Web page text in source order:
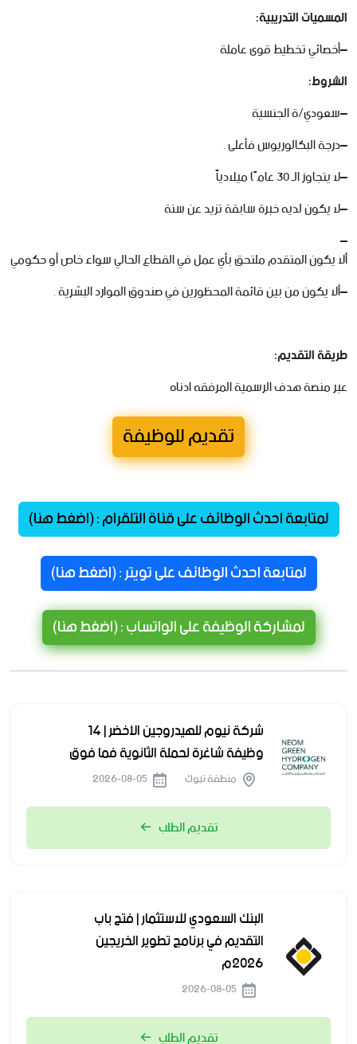
المسمياتالتدريبية:
–أخصائي تخطيط قوى عاملة
الشروط:
–سعودي/ةالجنسية
–درجةالبكالوريوسفأعلى.
–لايتجاوزالـ30 عامًاميلادياً
–لايكونلديهخبرةسابقةتزيدعنسنة
–
ألايكونالمتقدمملتحقبأيعملفيالقطاعالحاليسواءخاصأوحكومي
–ألايكونمنبينقائمةالمحظورينفيصندوقالمواردالبشرية.
طريقةالتقديم:
عبرمنصةهدفالرسميةالمرفقهادناه
تقديم للوظيفة
لمتابعة احدث الوظائف على قناة التلقرام : (اضغط هنا)
لمتابعة احدث الوظائف على تويتر : (اضغط هنا)
لمشاركة الوظيفة على الواتساب : (اضغط هنا)
شركة نيوم للهيدروجين الأخضر | 14
وظيفة شاغرة لحملة الثانوية فما فوق
منطقة تبوك
تقديم الطلب
البنك السعودي للاستثمار | فتح باب
التقديم في برنامج تطوير الخريجين
2026م
تقديم الطلب